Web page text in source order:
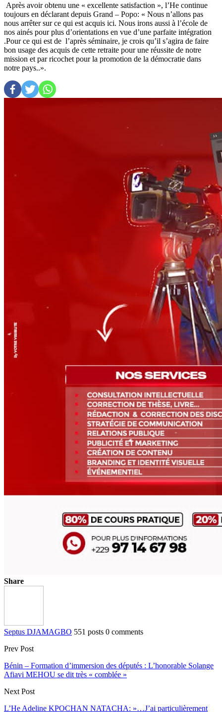
Après avoir obtenu une « excellente satisfaction », l’He continue
toujours en déclarant depuis Grand – Popo: « Nous n’allons pas
nous arrêter sur ce qui est acquis ici. Nous irons aussi à l’école de
nos ainés pour plus d’orientations en vue d’une parfaite intégration
.Pour ce qui est de l’après séminaire, je crois qu’il s’agira de faire
bon usage des acquis de cette retraite pour une réussite de notre
mission et par ricochet pour la promotion de la démocratie dans
notre pays..».
Share
Septus DJAMAGBO 551 posts 0 comments
Prev Post
Bénin – Formation d’immersion des députés : L’honorable Solange
Afiavi MEHOU se dit très « comblée »
Next Post
L’He Adeline KPOCHAN NATACHA: »…J’ai particulièrement